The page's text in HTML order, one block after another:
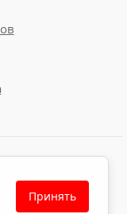
данных
cookieПринять